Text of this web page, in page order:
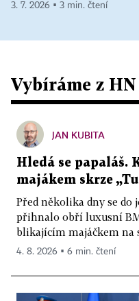
3. 7. 2026 ▪ 3 min. čtení
Vybíráme z HN
JAN KUBITA
Hledá se papaláš.
majákem skrze
Před několika dny se do
přihnalo obří luxusní
blikajícím majáčkem na
4. 8. 2026 ▪ 6 min. čtení